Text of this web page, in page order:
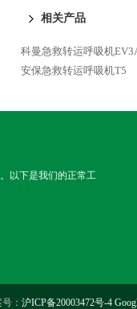
相关产品
科曼急救转运呼吸机
安保急救转运呼吸机T5
以下是我们的正常工
： 沪ICP备20003472号-4